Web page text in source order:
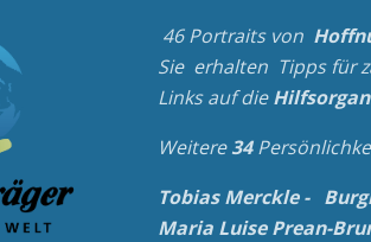
46 Portraits von
Sie erhalten Tipps für
Links auf die
Weitere34
Tobias Merckle-
Maria Luise Prean-